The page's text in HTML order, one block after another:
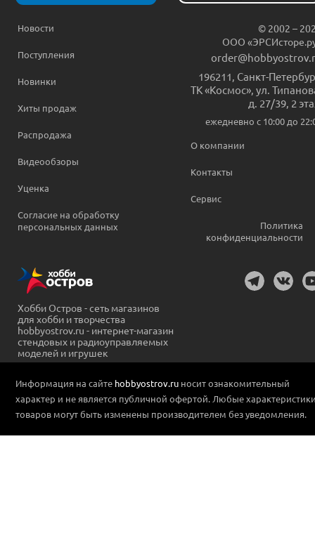
Новости
Поступления
Новинки
Хиты продаж
Распродажа
Видеообзоры
Уценка
Согласие на обработку
персональных данных
© 2002 –
ООО
196211 Санкт-
ТК «Космос», ул.
д. 27/39, 2
ежедневно c 10:00 до
О компании
Контакты
Сервис
Политика
конфиденциальности
Хобби Остров - сеть магазинов
для хобби и творчества
hobbyostrov.ru - интернет-магазин
стендовых и радиоуправляемых
моделей и игрушек
Информация на сайте hobbyostrov.ru носит ознакомительный
характер и не является публичной офертой. Любые
товаров могут быть изменены производителем без уведомления.